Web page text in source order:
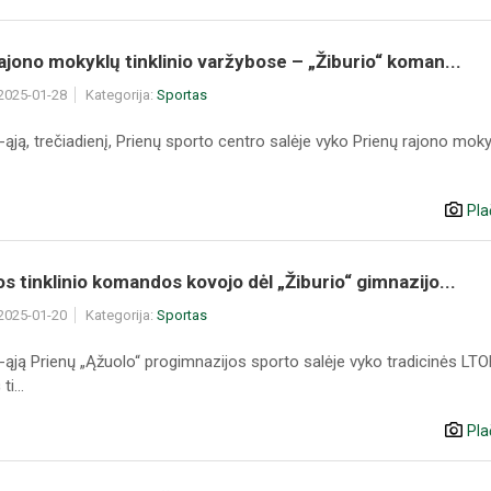
mokyklų tinklinio varžybose – „Žiburio“ koman...
01-28 Kategorija: Sportas
ąją, trečiadienį, Prienų sporto centro salėje vyko Prienų rajono
tinklinio komandos kovojo dėl „Žiburio“ gimnazijo...
01-20 Kategorija: Sportas
Prienų „Ąžuolo“ progimnazijos sporto salėje vyko tradicinės